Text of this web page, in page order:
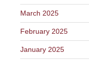
March 2025
February 2025
January 2025